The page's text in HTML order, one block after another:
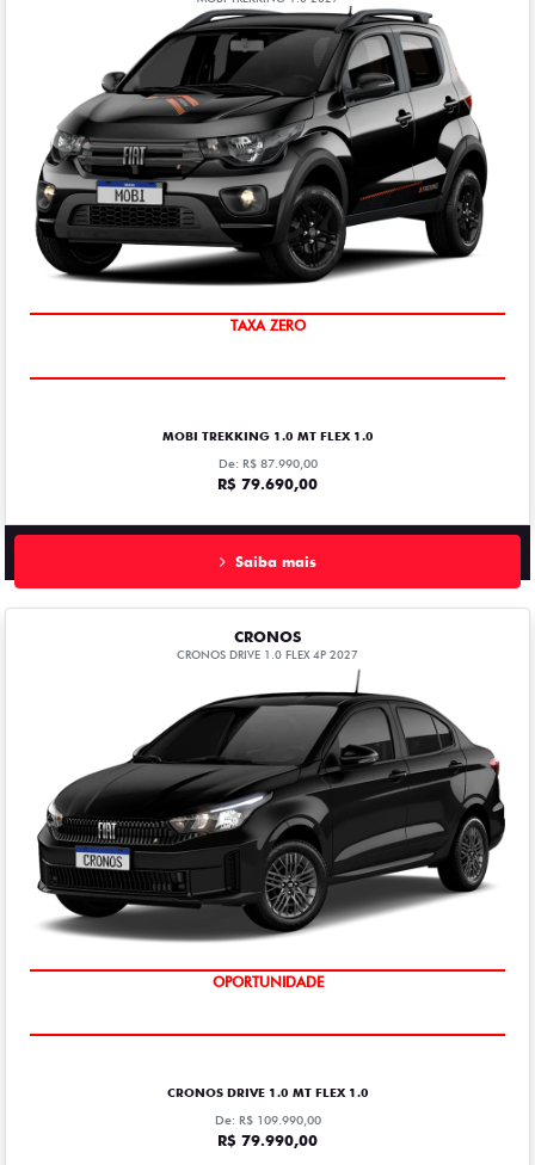
TAXA ZERO
MOBI TREKKING 1.0 MT FLEX 1.0
De: R$ 87.990,00
R$ 79.690,00
Saiba mais
CRONOS
CRONOS DRIVE 1.0 FLEX 4P 2027
OPORTUNIDADE
CRONOS DRIVE 1.0 MT FLEX 1.0
De: R$ 109.990,00
R$ 79.990,00